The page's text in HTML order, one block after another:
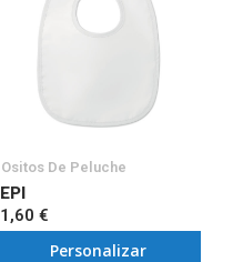
Ositos De Peluche
EPI
1,60 €
Personalizar